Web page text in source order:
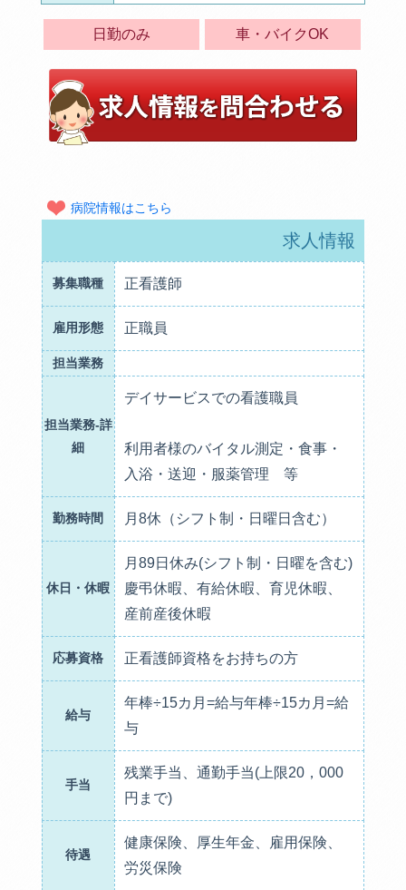
日勤のみ 車・バイクOK
病院情報はこちら
求人情報
募集職種 正看護師
雇用形態 正職員
担当業務
担当業務-詳
細
デイサービスでの看護職員
利用者様のバイタル測定・食事・
入浴・送迎・服薬管理 等
勤務時間 月8休（シフト制・日曜日含む）
休日・休暇
月89日休み(シフト制・日曜を含む)
慶弔休暇、有給休暇、育児休暇、
産前産後休暇
応募資格 正看護師資格をお持ちの方
給与
年棒÷15カ月=給与年棒÷15カ月=給
与
手当
残業手当、通勤手当(上限20，000
円まで)
待遇
健康保険、厚生年金、雇用保険、
労災保険